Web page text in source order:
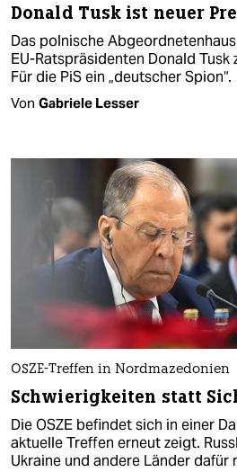
Donald Tusk ist neuer
Das polnische
EU-Ratspräsidenten Donald Tusk
Für die PiS ein „deutscher Spion“.
Von Gabriele Lesser
OSZE-Treffen in Nordmazedonien
Schwierigkeiten statt
Die OSZE befindet sich in einer
aktuelle Treffen erneut zeigt.
Ukraine und andere Länder dafür